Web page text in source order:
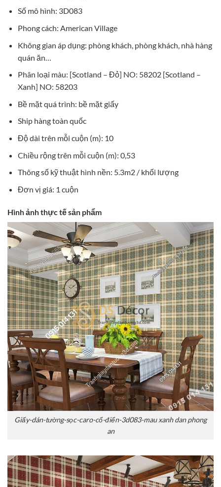
Số mô hình: 3D083
Phong cách: American Village
Không gian áp dụng: phòng khách, phòng khách, nhà hàng
quán ăn…
Phân loại màu: [Scotland – Đỏ] NO: 58202 [Scotland –
Xanh] NO: 58203
Bề mặt quá trình: bề mặt giấy
Ship hàng toàn quốc
Độ dài trên mỗi cuộn (m): 10
Chiều rộng trên mỗi cuộn (m): 0,53
Thông số kỹ thuật hình nền: 5.3m2 / khối lượng
Đơn vị giá: 1 cuộn
Hình ảnh thực tế sản phẩm
Giấy-dán-tường-sọc-caro-cổ-điển-3d083-mau xanh dan phong
an